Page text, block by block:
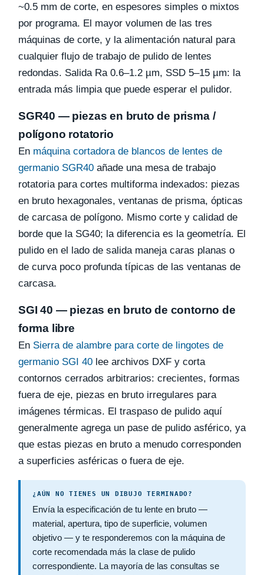
~0.5 mm de corte, en espesores simples o mixtos
por programa. El mayor volumen de las tres
máquinas de corte, y la alimentación natural para
cualquier flujo de trabajo de pulido de lentes
redondas. Salida Ra 0.6–1.2 µm, SSD 5–15 µm: la
entrada más limpia que puede esperar el pulidor.
SGR40 — piezas en bruto de prisma /
polígono rotatorio
En máquina cortadora de blancos de lentes de
germanio SGR40 añade una mesa de trabajo
rotatoria para cortes multiforma indexados: piezas
en bruto hexagonales, ventanas de prisma, ópticas
de carcasa de polígono. Mismo corte y calidad de
borde que la SG40; la diferencia es la geometría. El
pulido en el lado de salida maneja caras planas o
de curva poco profunda típicas de las ventanas de
carcasa.
SGI 40 — piezas en bruto de contorno de
forma libre
En Sierra de alambre para corte de lingotes de
germanio SGI 40 lee archivos DXF y corta
contornos cerrados arbitrarios: crecientes, formas
fuera de eje, piezas en bruto irregulares para
imágenes térmicas. El traspaso de pulido aquí
generalmente agrega un pase de pulido asférico, ya
que estas piezas en bruto a menudo corresponden
a superficies asféricas o fuera de eje.
¿AÚN NO TIENES UN DIBUJO TERMINADO?
Envía la especificación de tu lente en bruto —
material, apertura, tipo de superficie, volumen
objetivo — y te responderemos con la máquina de
corte recomendada más la clase de pulido
correspondiente. La mayoría de las consultas se